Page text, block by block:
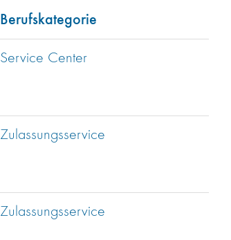
Berufskategorie
Service Center
Zulassungsservice
Zulassungsservice